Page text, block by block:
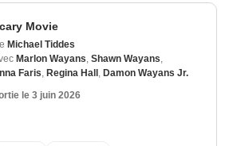
Movie
Michael Tiddes
Marlon Wayans Shawn Wayans
Faris Regina Hall Damon Wayans Jr.
le 3 juin 2026